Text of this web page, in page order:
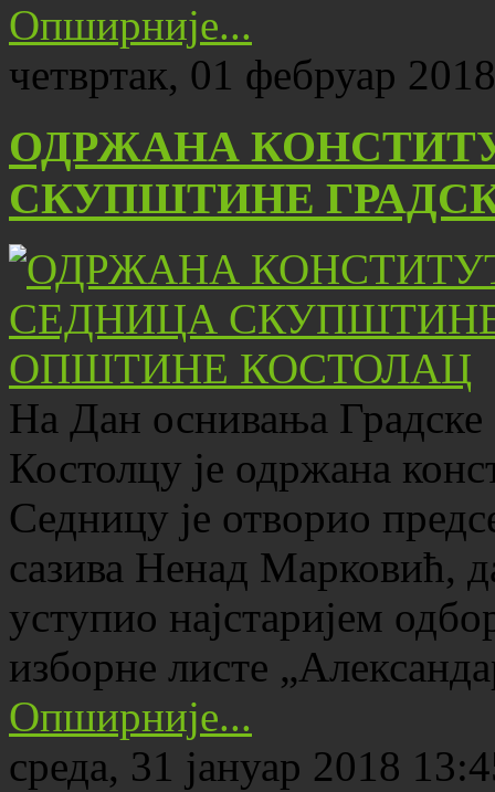
Опширније...
четвртак, 01 фебруар
ОДРЖАНА
СКУПШТИНЕ
На Дан оснивања
Костолцу је одржана
Седницу је отворио
сазива Ненад Марковић,
уступио најстаријем
изборне листе
Опширније...
среда, 31 јануар 2018